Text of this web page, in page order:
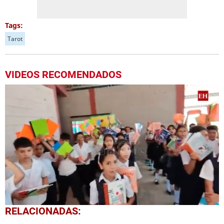
Tags:
Tarot
VIDEOS RECOMENDADOS
0
of
RELACIONADAS: